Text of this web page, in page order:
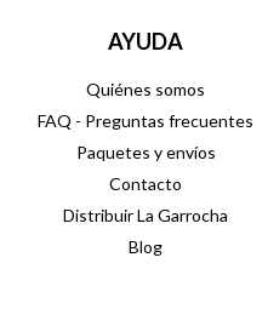
AYUDA
Quiénes somos
FAQ - Preguntas frecuentes
Paquetes y envíos
Contacto
Distribuir La Garrocha
Blog